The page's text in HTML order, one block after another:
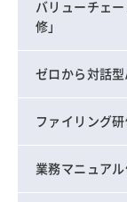
バリューチェ
修」
ゼロから対話型
ファイリング
業務マニュア